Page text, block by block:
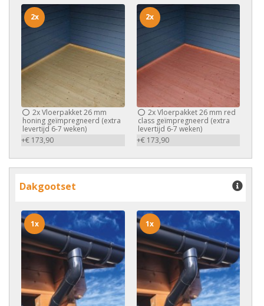
2xVloerpakket 26 mm
honing geïmpregneerd (extra
levertijd 6-7 weken)
+€ 173,90
2x
2xVloerpakket 26 mm red
class geïmpregneerd (extra
levertijd 6-7 weken)
+€ 173,90
2x
Dakgootset
1x 1x